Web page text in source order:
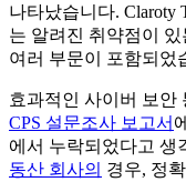
나타났습니다. Claroty
는 알려진 취약점이
여러 부문이 포함되었
효과적인 사이버 보안
CPS 설문조사 보고서
에서 누락되었다고 생
동산 회사의 경우, 정